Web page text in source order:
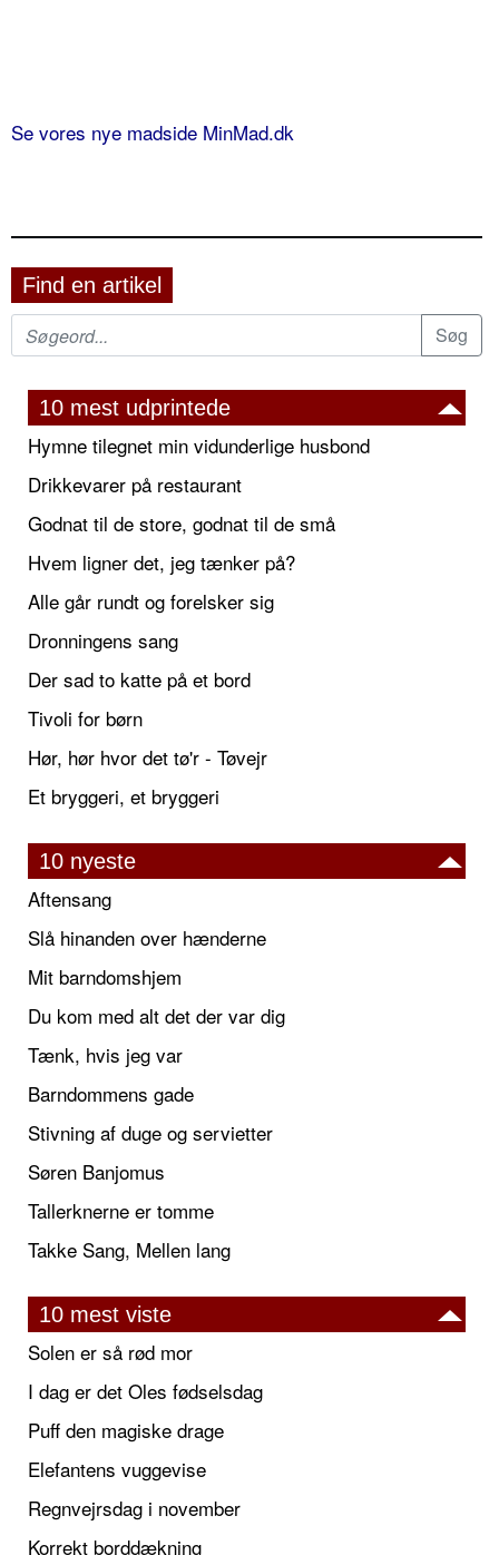
Se vores nye madside MinMad.dk
Find en artikel
10 mest udprintede
Hymne tilegnet min vidunderlige husbond
Drikkevarer på restaurant
Godnat til de store, godnat til de små
Hvem ligner det, jeg tænker på?
Alle går rundt og forelsker sig
Dronningens sang
Der sad to katte på et bord
Tivoli for børn
Hør, hør hvor det tø'r - Tøvejr
Et bryggeri, et bryggeri
10 nyeste
Aftensang
Slå hinanden over hænderne
Mit barndomshjem
Du kom med alt det der var dig
Tænk, hvis jeg var
Barndommens gade
Stivning af duge og servietter
Søren Banjomus
Tallerknerne er tomme
Takke Sang, Mellen lang
10 mest viste
Solen er så rød mor
I dag er det Oles fødselsdag
Puff den magiske drage
Elefantens vuggevise
Regnvejrsdag i november
Korrekt borddækning